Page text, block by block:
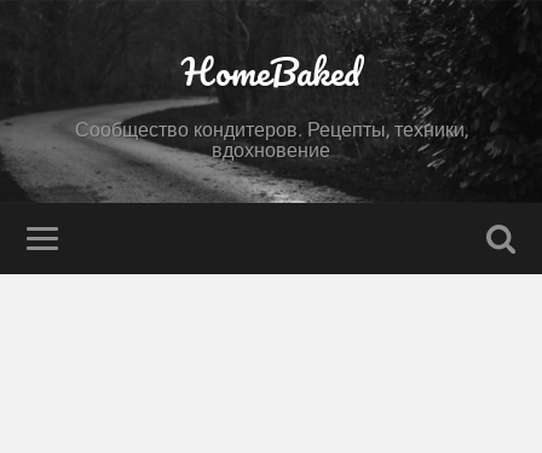
HomeBaked
Сообщество кондитеров. Рецепты, техники,
вдохновение